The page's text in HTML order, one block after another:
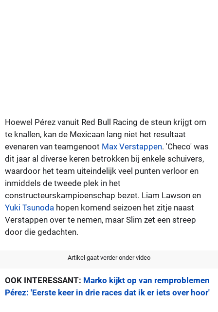
Hoewel Pérez vanuit Red Bull Racing de steun krijgt om
te knallen, kan de Mexicaan lang niet het resultaat
evenaren van teamgenoot Max Verstappen. 'Checo' was
dit jaar al diverse keren betrokken bij enkele schuivers,
waardoor het team uiteindelijk veel punten verloor en
inmiddels de tweede plek in het
constructeurskampioenschap bezet. Liam Lawson en
Yuki Tsunoda hopen komend seizoen het zitje naast
Verstappen over te nemen, maar Slim zet een streep
door die gedachten.
Artikel gaat verder onder video
OOK INTERESSANT: Marko kijkt op van remproblemen
Pérez: 'Eerste keer in drie races dat ik er iets over hoor'